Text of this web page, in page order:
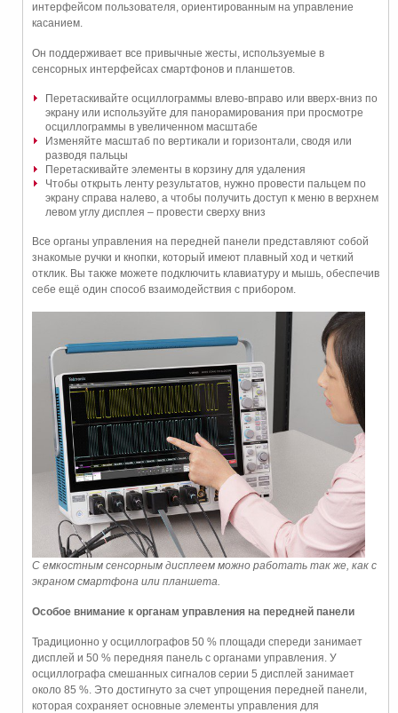
интерфейсом пользователя, ориентированным на управление
касанием.
Он поддерживает все привычные жесты, используемые в
сенсорных интерфейсах смартфонов и планшетов.
Перетаскивайте осциллограммы влево-вправо или вверх-вниз по
экрану или используйте для панорамирования при просмотре
осциллограммы в увеличенном масштабе
Изменяйте масштаб по вертикали и горизонтали, сводя или
разводя пальцы
Перетаскивайте элементы в корзину для удаления
Чтобы открыть ленту результатов, нужно провести пальцем по
экрану справа налево, а чтобы получить доступ к меню в верхнем
левом углу дисплея – провести сверху вниз
Все органы управления на передней панели представляют собой
знакомые ручки и кнопки, который имеют плавный ход и четкий
отклик. Вы также можете подключить клавиатуру и мышь, обеспечив
себе ещё один способ взаимодействия с прибором.
С емкостным сенсорным дисплеем можно работать так же, как с
экраном смартфона или планшета.
Особое внимание к органам управления на передней панели
Традиционно у осциллографов 50 % площади спереди занимает
дисплей и 50 % передняя панель с органами управления. У
осциллографа смешанных сигналов серии 5 дисплей занимает
около 85 %. Это достигнуто за счет упрощения передней панели,
которая сохраняет основные элементы управления для